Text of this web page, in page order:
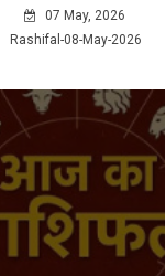
07 May, 2026
Rashifal-08-May-2026